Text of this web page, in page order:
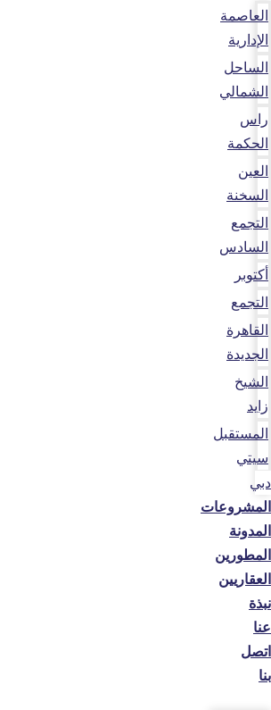
العاصمة
الإدارية
الساحل
الشمالي
راس
الحكمة
العين
السخنة
التجمع
السادس
أكتوبر
التجمع
القاهرة
الجديدة
الشيخ
زايد
المستقبل
سيتي
دبي
المشروعات
المدونة
المطورين
العقاريين
نبذة
عنا
اتصل
بنا